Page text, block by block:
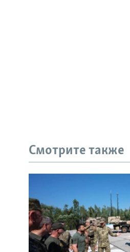
Смотрите также